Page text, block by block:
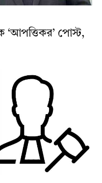
‘আপত্তিকর’ পোস্ট,